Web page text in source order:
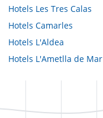
Hotels Les Tres Calas
Hotels Camarles
Hotels L'Aldea
Hotels L'Ametlla de Mar